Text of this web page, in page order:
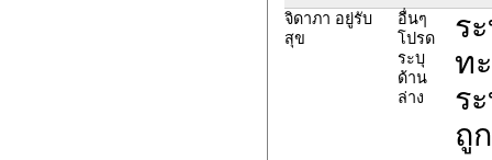
จิดาภา อยู่รับ
สุข
อื่นๆ
โปรด
ระบุ
ด้าน
ล่าง
ร
ท
ร
ถู